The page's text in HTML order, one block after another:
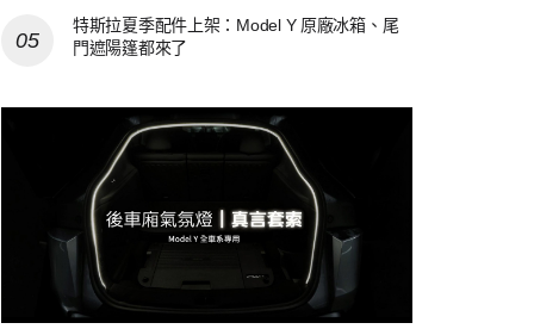
特斯拉夏季配件上架：Model Y 原廠冰箱、尾
門遮陽篷都來了